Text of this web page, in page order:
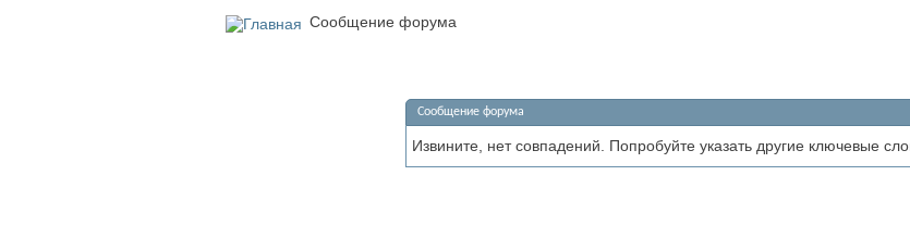
Сообщение форума
Сообщение форума
Извините, нет совпадений. Попробуйте указать другие ключевые